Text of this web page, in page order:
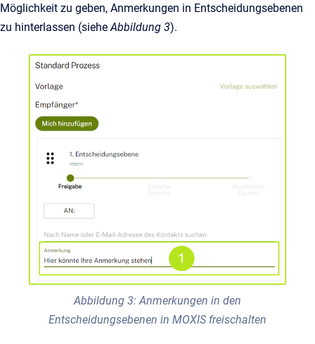
Möglichkeit zu geben, Anmerkungen in Entscheidungsebenen
zu hinterlassen (sieheAbbildung 3).
Abbildung 3: Anmerkungen in den
Entscheidungsebenen in MOXIS freischalten